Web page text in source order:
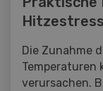
Hitzestress
Die Zunahme
Temperaturen
verursachen.